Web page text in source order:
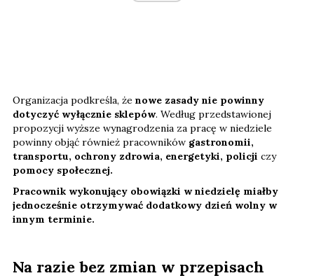
Organizacja podkreśla, że nowe zasady nie powinny
dotyczyć wyłącznie sklepów. Według przedstawionej
propozycji wyższe wynagrodzenia za pracę w niedziele
powinny objąć również pracowników gastronomii,
transportu, ochrony zdrowia, energetyki, policji czy
pomocy społecznej.
Pracownik wykonujący obowiązki w niedzielę miałby
jednocześnie otrzymywać dodatkowy dzień wolny w
innym terminie.
Na razie bez zmian w przepisach